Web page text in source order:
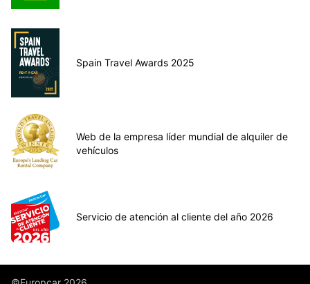
Spain Travel Awards 2025
Web de la empresa líder mundial de alquiler de
vehículos
Servicio de atención al cliente del año 2026